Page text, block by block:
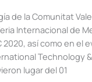
de la Comunitat
Internacional de
2020, así como en el
Technology
lugar del 01